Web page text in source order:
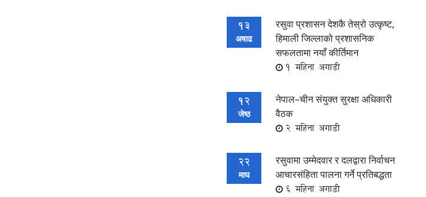
13
अषाढ
रसुवा प्रशासन देशकै तेस्रो उत्कृष्ट,
हिमाली जिल्लाको प्रशासनिक
सफलतामा नयाँ कीर्तिमान
1 महिना अगाडी
12
जेष्ठ
नेपाल–चीन संयुक्त सुरक्षा अधिकारी
वैठक
2 महिना अगाडी
22
माघ
रसुवामा उम्मेदवार र दलद्वारा निर्वाचन
आचारसंहिता पालना गर्ने प्रतिबद्धता
6 महिना अगाडी